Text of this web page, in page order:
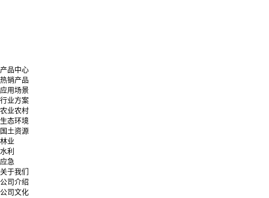
产品中心
热销产品
应用场景
行业方案
农业农村
生态环境
国土资源
林业
水利
应急
关于我们
公司介绍
公司文化